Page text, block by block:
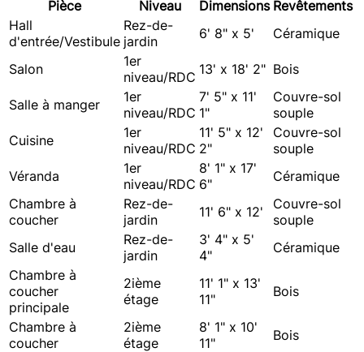
Pièce Niveau Dimensions Revêtements
Hall
d'entrée/Vestibule
Rez-de-
jardin
6' 8" x 5' Céramique
Salon
1er
niveau/RDC 13' x 18' 2" Bois
Salle à manger
1er
niveau/RDC
7' 5" x 11'
1"
Couvre-sol
souple
Cuisine
1er
niveau/RDC
11' 5" x 12'
2"
Couvre-sol
souple
Véranda
1er
niveau/RDC
8' 1" x 17'
6"
Céramique
Chambre à
coucher
Rez-de-
jardin
11' 6" x 12'
Couvre-sol
souple
Salle d'eau
Rez-de-
jardin
3' 4" x 5'
4"
Céramique
Chambre à
coucher
principale
2ième
étage
11' 1" x 13'
11"
Bois
Chambre à
coucher
2ième
étage
8' 1" x 10'
11"
Bois